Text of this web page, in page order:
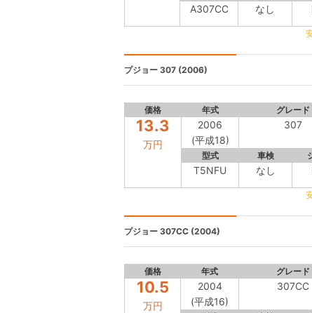
A307CC なし
プジョー 307 (2006)
価格 年式 グレード
13.3
万円
2006
(平成18)
307
型式 車検
T5NFU なし
プジョー 307CC (2004)
価格 年式 グレード
10.5
万円
2004
(平成16)
307CC